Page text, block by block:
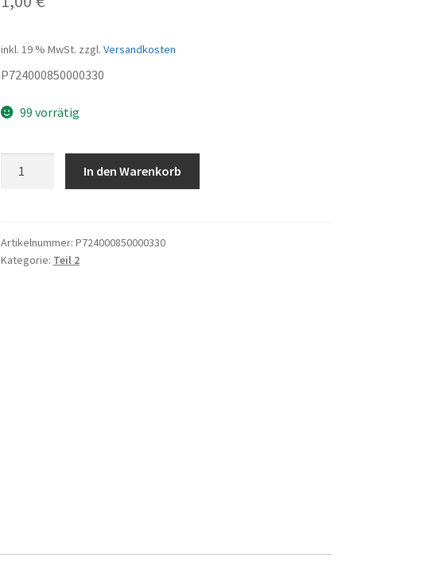
inkl. 19 % MwSt. zzgl. Versandkosten
P724000850000330
99 vorrätig
In den Warenkorb
Artikelnummer: P724000850000330
Kategorie: Teil 2